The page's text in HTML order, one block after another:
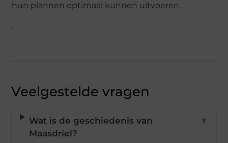
hun plannen optimaal kunnen uitvoeren.
.
Veelgestelde vragen
Wat is de geschiedenis van
Maasdriel?
▼